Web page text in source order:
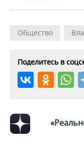
Общество
Поделитесь в